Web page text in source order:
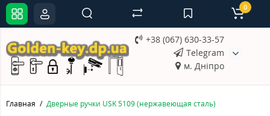
+38 (067) 630-33-57
Telegram
м. Дніпро
0
Главная Дверные ручки USK 5109 (нержавеющая сталь)